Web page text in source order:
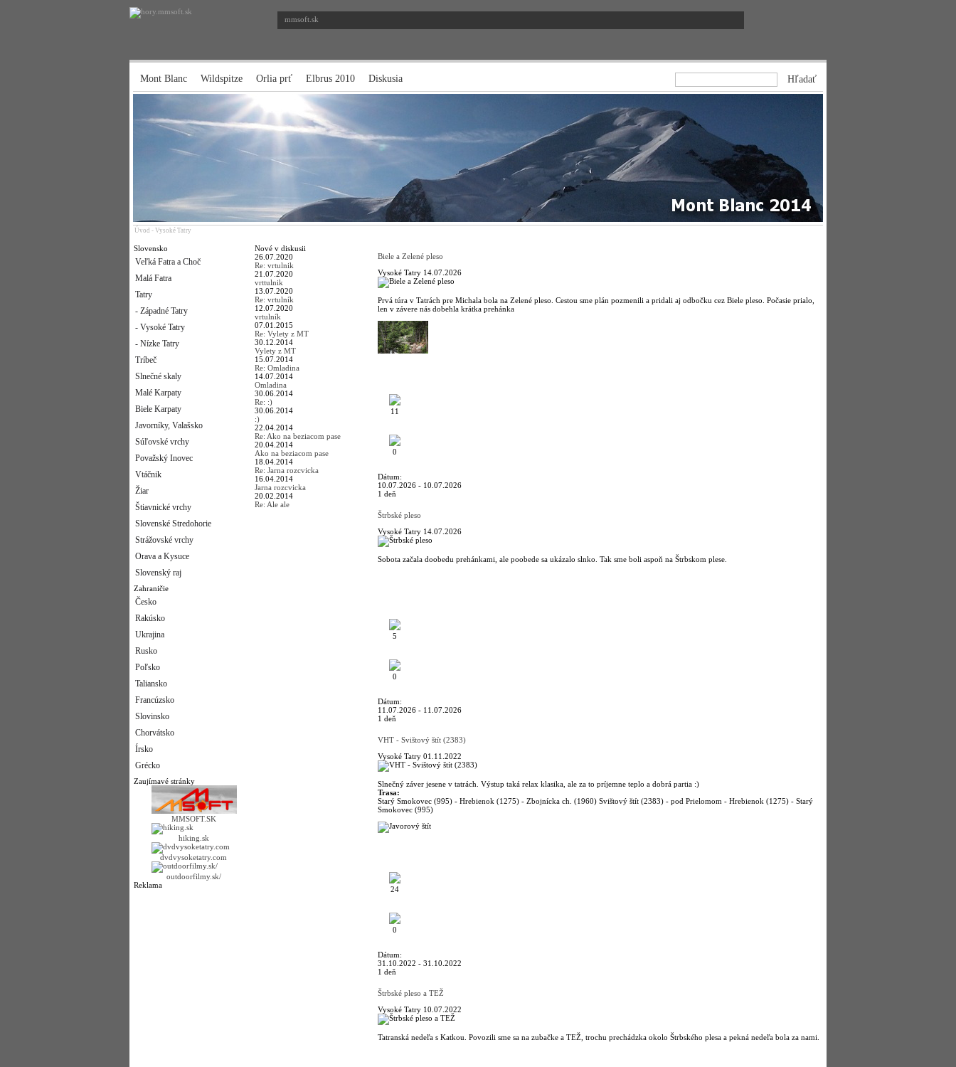
mmsoft.sk
Mont Blanc Wildspitze Orlia prť Elbrus 2010 Diskusia
Úvod - Vysoké Tatry
Slovensko
Veľká Fatra a Choč
Malá Fatra
Tatry
- Západné Tatry
- Vysoké Tatry
- Nízke Tatry
Tríbeč
Slnečné skaly
Malé Karpaty
Biele Karpaty
Javorníky, Valašsko
Súľovské vrchy
Považský Inovec
Vtáčnik
Žiar
Štiavnické vrchy
Slovenské Stredohorie
Strážovské vrchy
Orava a Kysuce
Slovenský raj
Zahraničie
Česko
Rakúsko
Ukrajina
Rusko
Poľsko
Taliansko
Francúzsko
Slovinsko
Chorvátsko
Írsko
Grécko
Zaujímavé stránky
MMSOFT.SK
hiking.sk
dvdvysoketatry.com
outdoorfilmy.sk/
Reklama
Nové v diskusii
26.07.2020
Re: vrtulnik
21.07.2020
vrttulnik
13.07.2020
Re: vrtulník
12.07.2020
vrtulník
07.01.2015
Re: Vylety z MT
30.12.2014
Vylety z MT
15.07.2014
Re: Omladina
14.07.2014
Omladina
30.06.2014
Re: :)
30.06.2014
:)
22.04.2014
Re: Ako na beziacom pase
20.04.2014
Ako na beziacom pase
18.04.2014
Re: Jarna rozcvicka
16.04.2014
Jarna rozcvicka
20.02.2014
Re: Ale ale
Biele a Zelené pleso
Vysoké Tatry 14.07.2026
Prvá túra v Tatrách pre Michala bola na Zelené pleso. Cestou sme plán pozmenili a pridali aj odbočku cez Biele pleso. Počasie prialo,
len v závere nás dobehla krátka prehánka
11
0
Dátum:
10.07.2026 - 10.07.2026
1 deň
Štrbské pleso
Vysoké Tatry 14.07.2026
Sobota začala doobedu prehánkami, ale poobede sa ukázalo slnko. Tak sme boli aspoň na Štrbskom plese.
5
0
Dátum:
11.07.2026 - 11.07.2026
1 deň
VHT - Svištový štít (2383)
Vysoké Tatry 01.11.2022
Slnečný záver jesene v tatrách. Výstup taká relax klasika, ale za to príjemne teplo a dobrá partia :)
Trasa:
Starý Smokovec (995) - Hrebienok (1275) - Zbojnícka ch. (1960) Svištový štít (2383) - pod Prielomom - Hrebienok (1275) - Starý
Smokovec (995)
24
0
Dátum:
31.10.2022 - 31.10.2022
1 deň
Štrbské pleso a TEŽ
Vysoké Tatry 10.07.2022
Tatranská nedeľa s Katkou. Povozili sme sa na zubačke a TEŽ, trochu prechádzka okolo Štrbského plesa a pekná nedeľa bola za nami.